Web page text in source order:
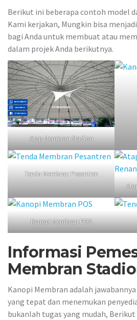
Berikut ini beberapa contoh model
Kami kerjakan, Mungkin bisa
bagi Anda untuk membuat atau
dalam projek Anda berikutnya.
Atap Membran Stadion
Tenda Membran Pesantren
Kanopi Membran POS
Informasi
Membran
Kanopi Membran adalah
yang tepat dan menemukan
bukanlah tugas yang mudah,